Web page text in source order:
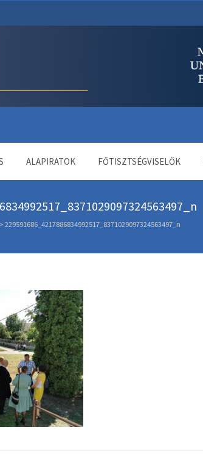
ALAPIRATOK FŐTISZTSÉGVISELŐK
> 229591686_4217886834992517_8371029097324563497_n